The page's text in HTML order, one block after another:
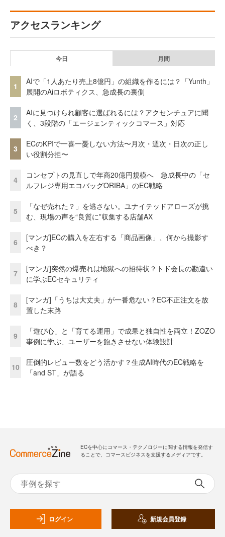
アクセスランキング
今日 月間
1
AIで「1人あたり売上8億円」の組織を作るには？「Yunth」
展開のAiロボティクス、急成長の裏側
2
AIに見つけられ顧客に選ばれるには？アクセンチュアに聞
く、3段階の「エージェンティックコマース」対応
3
ECのKPIで一喜一憂しない方法〜月次・週次・日次の正し
い役割分担〜
4
コンセプトの見直しで年商20億円規模へ 急成長中の「セ
ルフレジ専用エコバッグORIBA」のEC戦略
5
「なぜ売れた？」を逃さない。ユナイテッドアローズが挑
む、現場の声を“良質に”収集する店舗AX
6
[マンガ]ECの購入を左右する「商品画像」、何から撮影す
べき？
7
[マンガ]突然の爆売れは地獄への招待状？トド会長の勘違い
に学ぶECセキュリティ
8
[マンガ]「うちは大丈夫」が一番危ない？EC不正注文を放
置した末路
9
「遊び心」と「育てる運用」で成果と独自性を両立！ZOZO
事例に学ぶ、ユーザーを飽きさせない体験設計
10
圧倒的レビュー数をどう活かす？生成AI時代のEC戦略を
「and ST」が語る
ECを中心にコマース・テクノロジーに関する情報を発信す
ることで、コマースビジネスを支援するメディアです。
ログイン 新規会員登録